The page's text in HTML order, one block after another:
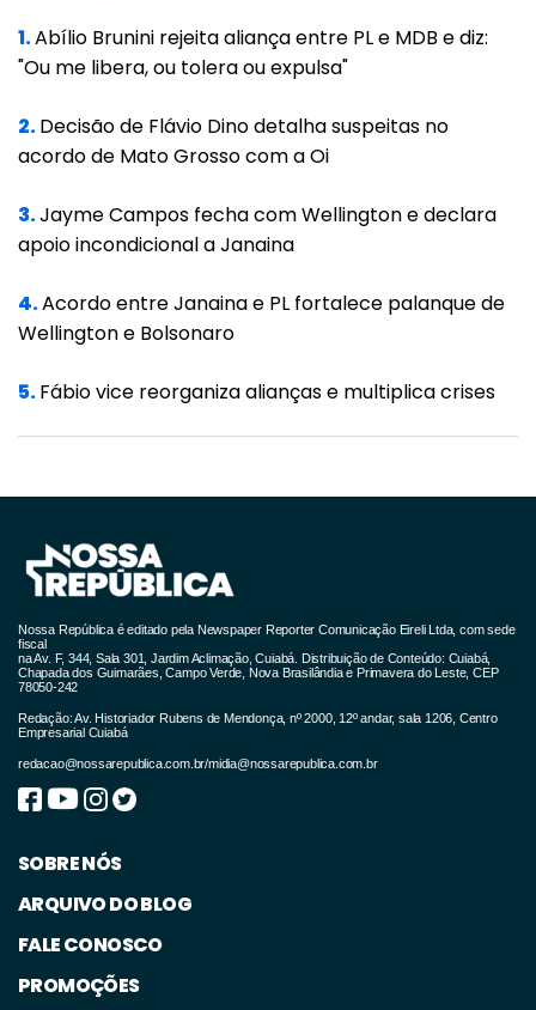
1.Abílio Brunini rejeita aliança entre PL e MDB e diz:
"Ou me libera, ou tolera ou expulsa"
2.Decisão de Flávio Dino detalha suspeitas no
acordo de Mato Grosso com a Oi
3.Jayme Campos fecha com Wellington e declara
apoio incondicional a Janaina
4.Acordo entre Janaina e PL fortalece palanque de
Wellington e Bolsonaro
5.Fábio vice reorganiza alianças e multiplica crises
Nossa República é editado pela Newspaper Reporter Comunicação Eireli Ltda, com sede
fiscal
na Av. F, 344, Sala 301, Jardim Aclimação, Cuiabá. Distribuição de Conteúdo: Cuiabá,
Chapada dos Guimarães, Campo Verde, Nova Brasilândia e Primavera do Leste, CEP
78050-242
Redação: Av. Historiador Rubens de Mendonça, nº 2000, 12º andar, sala 1206, Centro
Empresarial Cuiabá
redacao@nossarepublica.com.br/midia@nossarepublica.com.br
SOBRE NÓS
ARQUIVO DO BLOG
FALE CONOSCO
PROMOÇÕES